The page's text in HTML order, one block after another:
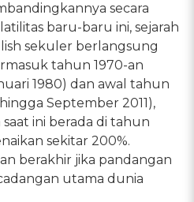
secara
baru-baru ini, sejarah
sekuler berlangsung
tahun 1970-an
1980) dan awal tahun
September 2011),
ini berada di tahun
sekitar 200%.
berakhir jika pandangan
utama dunia